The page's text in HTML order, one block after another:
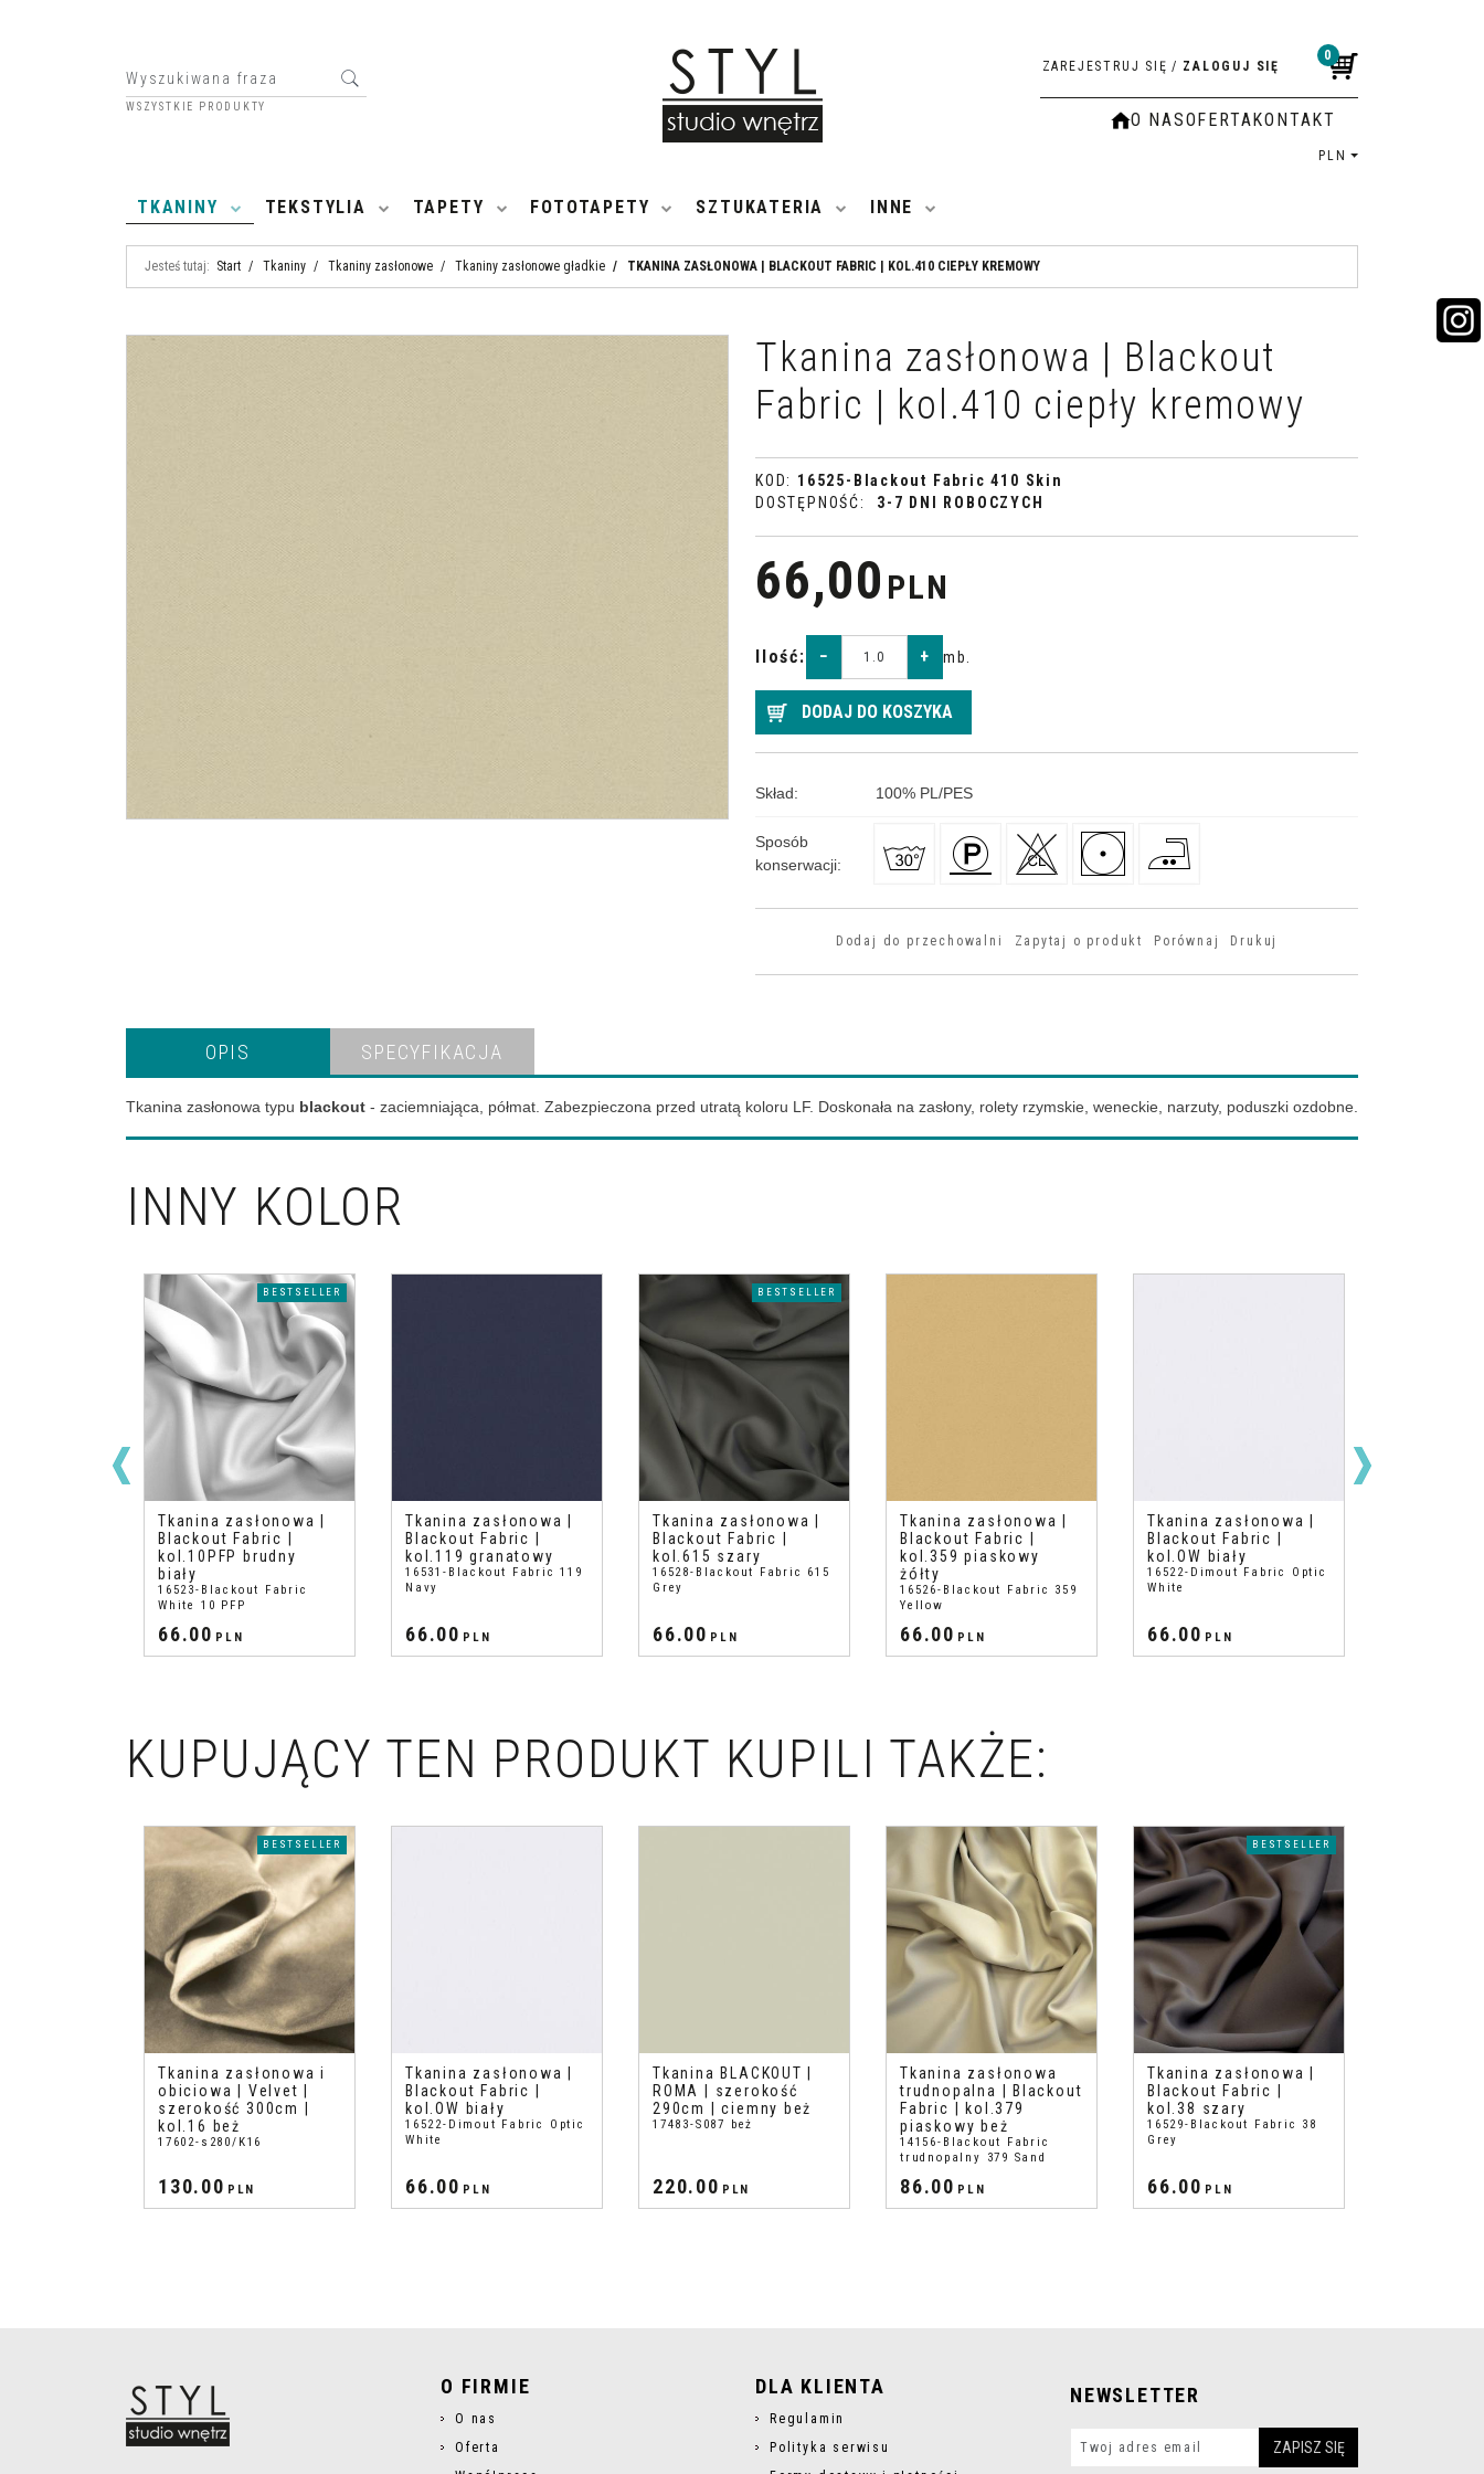
WSZYSTKIE PRODUKTY
0
ZAREJESTRUJ SIĘ / ZALOGUJ SIĘ
O NASOFERTAKONTAKT
PLN
TKANINY TEKSTYLIA TAPETY FOTOTAPETY SZTUKATERIA INNE
Jesteś tutaj: Start / Tkaniny / Tkaniny zasłonowe / Tkaniny zasłonowe gładkie / TKANINA ZASŁONOWA | BLACKOUT FABRIC | KOL.410 CIEPŁY KREMOWY
Tkanina zasłonowa | Blackout
Fabric | kol.410 ciepły kremowy
KOD: 16525-Blackout Fabric 410 Skin
DOSTĘPNOŚĆ: 3-7 DNI ROBOCZYCH
66,00 PLN
Ilość: − + mb.
DODAJ DO KOSZYKA
Skład: 100% PL/PES
Sposób
konserwacji:
Dodaj do przechowalni Zapytaj o produkt Porównaj Drukuj
OPIS SPECYFIKACJA
Tkanina zasłonowa typu blackout - zaciemniająca, półmat. Zabezpieczona przed utratą koloru LF. Doskonała na zasłony, rolety rzymskie, weneckie, narzuty, poduszki ozdobne.
INNY KOLOR
BESTSELLER
Tkanina zasłonowa |
Blackout Fabric |
kol.10PFP brudny
biały
16523-Blackout Fabric
White 10 PFP
66.00 PLN
Tkanina zasłonowa |
Blackout Fabric |
kol.119 granatowy
16531-Blackout Fabric 119
Navy
66.00 PLN
BESTSELLER
Tkanina zasłonowa |
Blackout Fabric |
kol.615 szary
16528-Blackout Fabric 615
Grey
66.00 PLN
Tkanina zasłonowa |
Blackout Fabric |
kol.359 piaskowy
żółty
16526-Blackout Fabric 359
Yellow
66.00 PLN
Tkanina zasłonowa |
Blackout Fabric |
kol.OW biały
16522-Dimout Fabric Optic
White
66.00 PLN
KUPUJĄCY TEN PRODUKT KUPILI TAKŻE:
BESTSELLER
Tkanina zasłonowa i
obiciowa | Velvet |
szerokość 300cm |
kol.16 beż
17602-s280/K16
130.00 PLN
Tkanina zasłonowa |
Blackout Fabric |
kol.OW biały
16522-Dimout Fabric Optic
White
66.00 PLN
Tkanina BLACKOUT |
ROMA | szerokość
290cm | ciemny beż
17483-S087 beż
220.00 PLN
Tkanina zasłonowa
trudnopalna | Blackout
Fabric | kol.379
piaskowy beż
14156-Blackout Fabric
trudnopalny 379 Sand
86.00 PLN
BESTSELLER
Tkanina zasłonowa |
Blackout Fabric |
kol.38 szary
16529-Blackout Fabric 38
Grey
66.00 PLN
O FIRMIE
O nas
Oferta
DLA KLIENTA
Regulamin
Polityka serwisu
NEWSLETTER